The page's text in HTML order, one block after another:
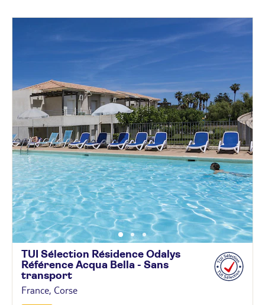
TUI Sélection Résidence Odalys
Référence Acqua Bella - Sans
transport
France, Corse